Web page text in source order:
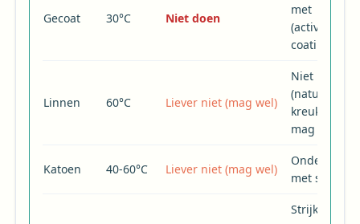
Gecoat 30°C Niet doen
met stoom
(activeert
coating)
Linnen 60°C Liever niet (mag wel)
Niet nodig
(natuurlijke
kreukels),
mag wel
Katoen 40-60°C Liever niet (mag wel)
Onderzijde
met stoom
Strijkvrij,